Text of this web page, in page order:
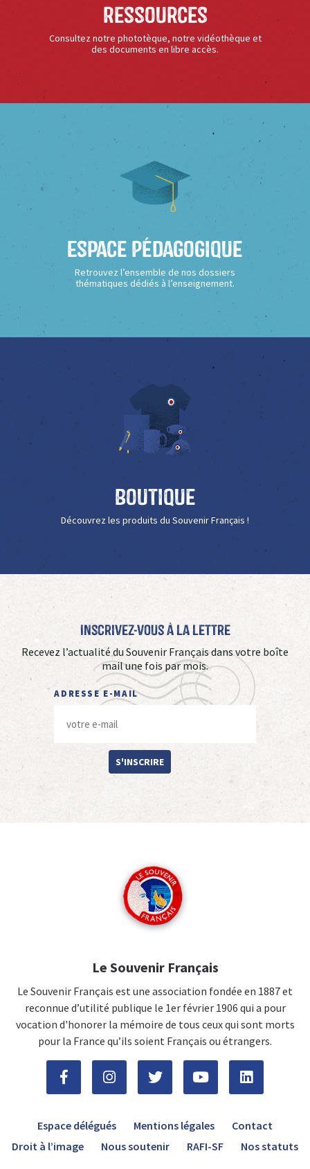
Ressources
Consultez notre phototèque, notre vidéothèque et
des documents en libre accès.
Espace Pédagogique
Retrouvez l’ensemble de nos dossiers
thématiques dédiés à l’enseignement.
Boutique
Découvrez les produits du Souvenir Français !
Inscrivez-vous à La Lettre
Recevez l’actualité du Souvenir Français dans votre boîte
mail une fois par mois.
ADRESSE E-MAIL
S'INSCRIRE
Le Souvenir Français
Le Souvenir Français est une association fondée en 1887 et
reconnue d’utilité publique le 1er février 1906 qui a pour
vocation d'honorer la mémoire de tous ceux qui sont morts
pour la France qu’ils soient Français ou étrangers.
Espace délégués Mentions légales
Contact
Droit à l’image
Nous soutenir RAFI-SF Nos statuts